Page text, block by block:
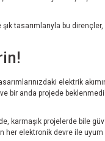
tasarımlarıyla bu
elektrik
bir anda projede
karmaşık projelerde bile
her elektronik devre ile uyum